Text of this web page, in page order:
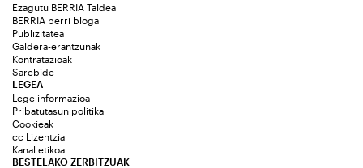
Ezagutu BERRIA Taldea
BERRIA berri bloga
Publizitatea
Galdera-erantzunak
Kontratazioak
Sarebide
LEGEA
Lege informazioa
Pribatutasun politika
Cookieak
cc Lizentzia
Kanal etikoa
BESTELAKO ZERBITZUAK